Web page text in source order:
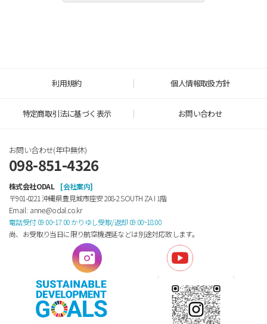
利用規約 個人情報取扱方針
特定商取引法に基づく表示 お問い合わせ
お問い合わせ(年中無休)
098-851-4326
株式会社ODAL
[会社案内]
〒901-0221 沖縄県豊見城市座安 208-2 SOUTH ZA Ⅰ 1階
Email : anne@odal.co.kr
電話受付 09:00~17:00 かりゆし受取/返却 09:00~18:00
尚、お受取り当日に限り航空機遅延などは別途対応致します。